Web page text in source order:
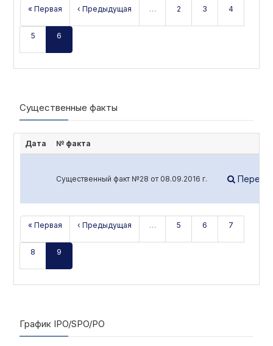
« Первая ‹ Предыдущая … 2 3 4
5 6
Существенные факты
Дата № факта
Существенный факт №28 от 08.09.2016 г.
« Первая ‹ Предыдущая … 5 6 7
8 9
График IPO/SPO/PO